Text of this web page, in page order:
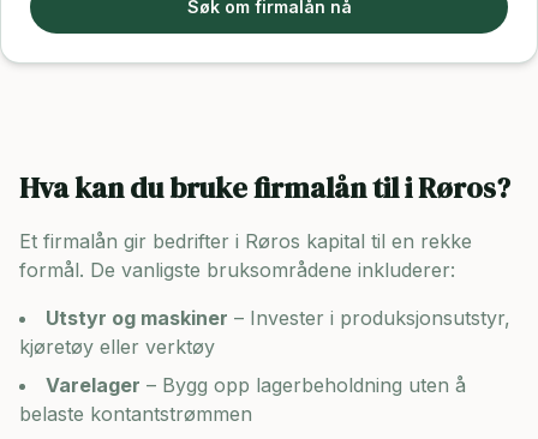
Søk om firmalån nå
Hva kan du bruke firmalån til iRøros?
Et firmalån gir bedrifter i Røros kapital til en rekke
formål. De vanligste bruksområdene inkluderer:
Utstyr og maskiner – Invester i produksjonsutstyr,
kjøretøy eller verktøy
Varelager – Bygg opp lagerbeholdning uten å
belaste kontantstrømmen